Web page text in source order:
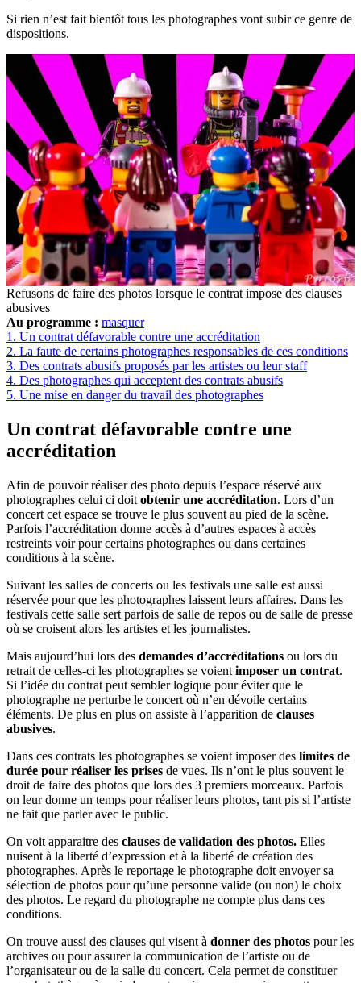
Si rien n’est fait bientôt tous les photographes vont subir ce genre de
dispositions.
Refusons de faire des photos lorsque le contrat impose des clauses
abusives
Au programme : masquer
1. Un contrat défavorable contre une accréditation
2. La faute de certains photographes responsables de ces conditions
3. Des contrats abusifs proposés par les artistes ou leur staff
4. Des photographes qui acceptent des contrats abusifs
5. Une mise en danger du travail des photographes
Un contrat défavorable contre une
accréditation
Afin de pouvoir réaliser des photo depuis l’espace réservé aux
photographes celui ci doit obtenir une accréditation. Lors d’un
concert cet espace se trouve le plus souvent au pied de la scène.
Parfois l’accréditation donne accès à d’autres espaces à accès
restreints voir pour certains photographes ou dans certaines
conditions à la scène.
Suivant les salles de concerts ou les festivals une salle est aussi
réservée pour que les photographes laissent leurs affaires. Dans les
festivals cette salle sert parfois de salle de repos ou de salle de presse
où se croisent alors les artistes et les journalistes.
Mais aujourd’hui lors des demandes d’accréditations ou lors du
retrait de celles-ci les photographes se voient imposer un contrat.
Si l’idée du contrat peut sembler logique pour éviter que le
photographe ne perturbe le concert où n’en dévoile certains
éléments. De plus en plus on assiste à l’apparition de clauses
abusives.
Dans ces contrats les photographes se voient imposer des limites de
durée pour réaliser les prises de vues. Ils n’ont le plus souvent le
droit de faire des photos que lors des 3 premiers morceaux. Parfois
on leur donne un temps pour réaliser leurs photos, tant pis si l’artiste
ne fait que parler avec le public.
On voit apparaitre des clauses de validation des photos. Elles
nuisent à la liberté d’expression et à la liberté de création des
photographes. Après le reportage le photographe doit envoyer sa
sélection de photos pour qu’une personne valide (ou non) le choix
des photos. Le regard du photographe ne compte plus dans ces
conditions.
On trouve aussi des clauses qui visent à donner des photos pour les
archives ou pour assurer la communication de l’artiste ou de
l’organisateur ou de la salle du concert. Cela permet de constituer